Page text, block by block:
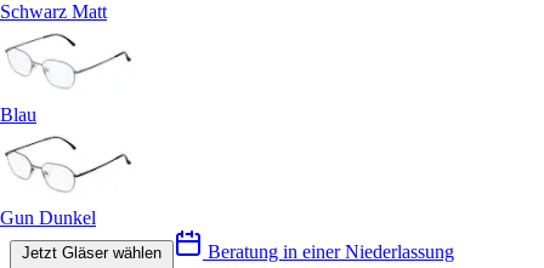
Schwarz Matt
Blau
Gun Dunkel
Beratung in einer Niederlassung